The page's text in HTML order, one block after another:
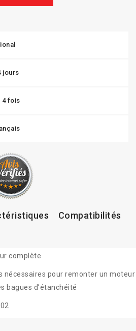
jours
4 fois
Compatibilités
complète
nécessaires pour remonter un moteur
bagues d’étanchéité